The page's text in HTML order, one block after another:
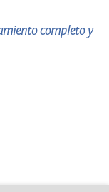
completo y